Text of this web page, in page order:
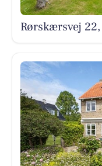
Rørskærsvej